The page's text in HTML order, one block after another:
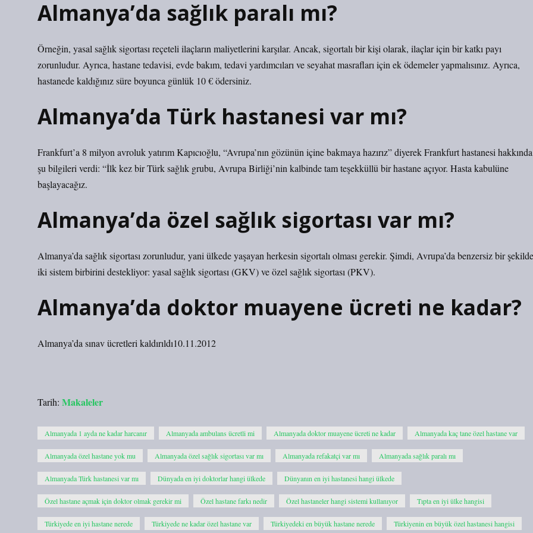
Almanya’da sağlık paralı mı?
Örneğin, yasal sağlık sigortası reçeteli ilaçların maliyetlerini karşılar. Ancak, sigortalı bir kişi olarak, ilaçlar için bir katkı payı
zorunludur. Ayrıca, hastane tedavisi, evde bakım, tedavi yardımcıları ve seyahat masrafları için ek ödemeler yapmalısınız. Ayrıca,
hastanede kaldığınız süre boyunca günlük 10 € ödersiniz.
Almanya’da Türk hastanesi var mı?
Frankfurt’a 8 milyon avroluk yatırım Kapıcıoğlu, “Avrupa’nın gözünün içine bakmaya hazırız” diyerek Frankfurt hastanesi hakkında
şu bilgileri verdi: “İlk kez bir Türk sağlık grubu, Avrupa Birliği’nin kalbinde tam teşekküllü bir hastane açıyor. Hasta kabulüne
başlayacağız.
Almanya’da özel sağlık sigortası var mı?
Almanya’da sağlık sigortası zorunludur, yani ülkede yaşayan herkesin sigortalı olması gerekir. Şimdi, Avrupa’da benzersiz bir
iki sistem birbirini destekliyor: yasal sağlık sigortası (GKV) ve özel sağlık sigortası (PKV).
Almanya’da doktor muayene ücreti ne kadar?
Almanya’da sınav ücretleri kaldırıldı10.11.2012
Tarih: Makaleler
Almanyada 1 ayda ne kadar harcanır Almanyada ambulans ücretli mi Almanyada doktor muayene ücreti ne kadar Almanyada kaç tane özel hastane var
Almanyada özel hastane yok mu Almanyada özel sağlık sigortası var mı Almanyada refakatçi var mı Almanyada sağlık paralı mı
Almanyada Türk hastanesi var mı Dünyada en iyi doktorlar hangi ülkede Dünyanın en iyi hastanesi hangi ülkede
Özel hastane açmak için doktor olmak gerekir mi Özel hastane farkı nedir Özel hastaneler hangi sistemi kullanıyor Tıpta en iyi ülke hangisi
Türkiyede en iyi hastane nerede Türkiyede ne kadar özel hastane var Türkiyedeki en büyük hastane nerede Türkiyenin en büyük özel hastanesi hangisi